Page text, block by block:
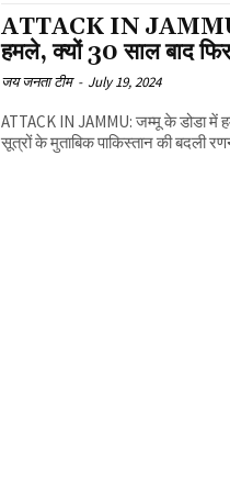
ATTACK IN JAMMU:
हमले, क्यों 30 साल बाद
जय जनता टीम - July 19, 2024
ATTACK IN JAMMU: जम्मू के डोडा में
सूत्रों के मुताबिक पाकिस्तान की बदली